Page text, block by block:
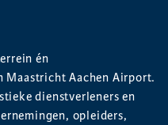
én
Maastricht Aachen Airport.
dienstverleners en
opleiders,